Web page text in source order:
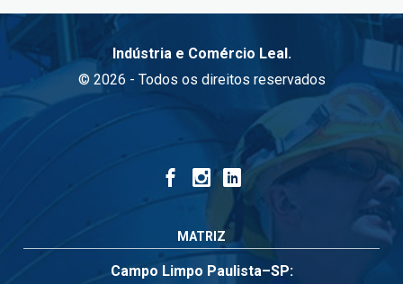
Indústria e Comércio Leal.
© 2026 - Todos os direitos reservados
MATRIZ
Campo Limpo Paulista–SP: